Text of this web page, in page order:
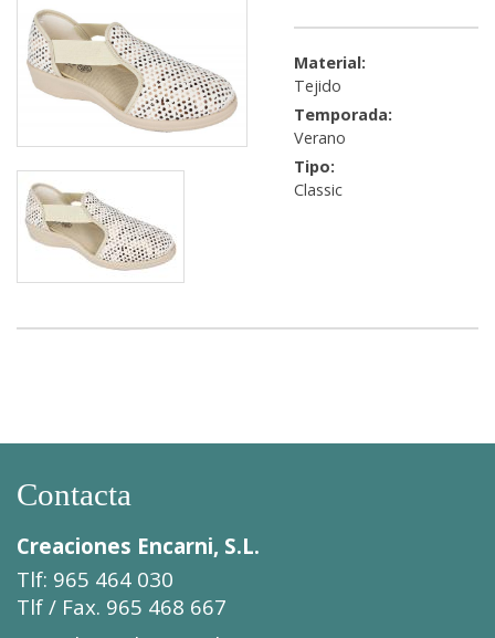
Material:
Tejido
Temporada:
Verano
Tipo:
Classic
Contacta
Creaciones Encarni, S.L.
Tlf: 965 464 030
Tlf / Fax. 965 468 667